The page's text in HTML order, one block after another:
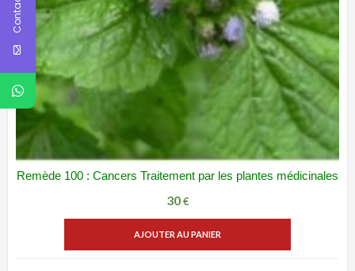
Remède 100 : Cancers Traitement par les plantes médicinales
30€
AJOUTER AU PANIER